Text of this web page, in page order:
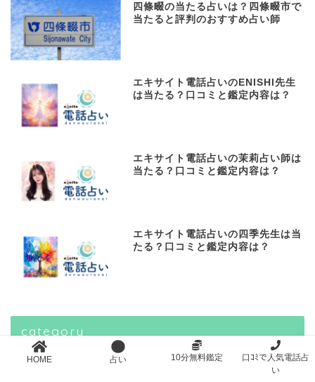
四條畷の当たる占いは？四條畷市で
当たると評判のおすすめ占い師
エキサイト電話占いのENISHI先生
は当たる？口コミと鑑定内容は？
エキサイト電話占いの茉莉占い師は
当たる？口コミと鑑定内容は？
エキサイト電話占いの四季先生は当
たる？口コミと鑑定内容は？
category
HOME 占い 10分無料鑑定
口ｺﾐで人気電話占
い